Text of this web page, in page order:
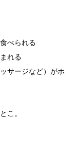
べられる
れる
サージなど）がホ
こ。